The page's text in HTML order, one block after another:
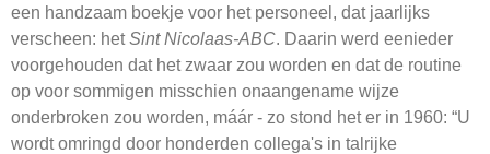
een handzaam boekje voor het personeel, dat jaarlijks
verscheen: hetSint Nicolaas-ABC. Daarin werd eenieder
voorgehouden dat het zwaar zou worden en dat de routine
op voor sommigen misschien onaangename wijze
onderbroken zou worden, máár - zo stond het er in 1960: “U
wordt omringd door honderden collega's in talrijke